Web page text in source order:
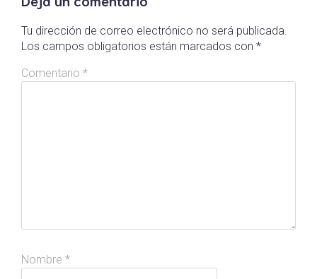
Tu dirección de correo electrónico no será publicada.
Los campos obligatorios están marcados con *
Comentario *
Nombre *